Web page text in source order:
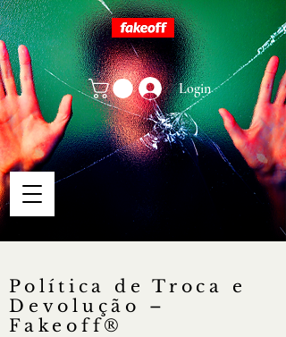
Login
Política de Troca e
Devolução –
Fakeoff®